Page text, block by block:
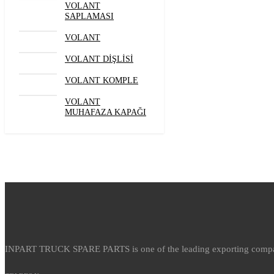
VOLANT
SAPLAMASI
VOLANT
VOLANT DİŞLİSİ
VOLANT KOMPLE
VOLANT
MUHAFAZA KAPAĞI
INPART TRUCK SPARE PARTS is one of the leading exporting